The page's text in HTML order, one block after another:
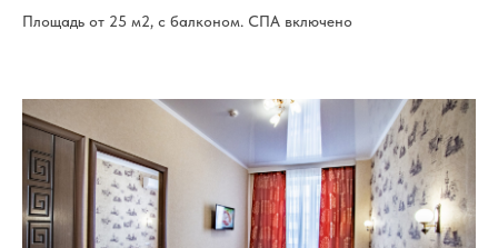
Площадь от 25 м2, с балконом. СПА включено